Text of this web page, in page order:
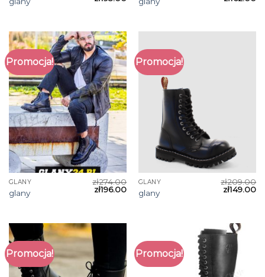
Promocja!
GLANY
glany
zł274.00
zł196.00
Promocja!
GLANY
glany
zł209.00
zł149.00
Promocja! Promocja!